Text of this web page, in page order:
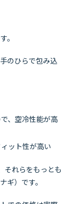
。
のひらで包み込
、空冷性能が高
ット性が高い
それらをもっとも
ギ）です。